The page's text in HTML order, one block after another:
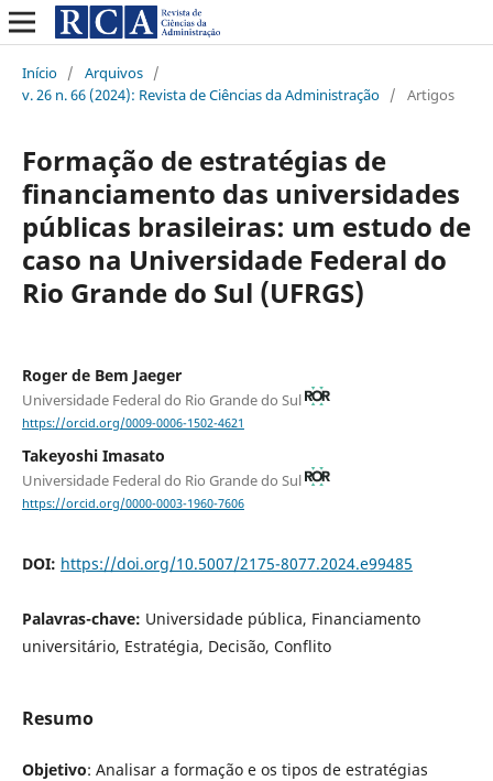
Início / Arquivos /
v. 26 n. 66 (2024): Revista de Ciências da Administração / Artigos
Formação de estratégias de
financiamento das universidades
públicas brasileiras: um estudo de
caso na Universidade Federal do
Rio Grande do Sul (UFRGS)
Roger de Bem Jaeger
Universidade Federal do Rio Grande do Sul
https://orcid.org/0009-0006-1502-4621
Takeyoshi Imasato
Universidade Federal do Rio Grande do Sul
https://orcid.org/0000-0003-1960-7606
DOI: https://doi.org/10.5007/2175-8077.2024.e99485
Palavras-chave: Universidade pública, Financiamento
universitário, Estratégia, Decisão, Conflito
Resumo
Objetivo: Analisar a formação e os tipos de estratégias